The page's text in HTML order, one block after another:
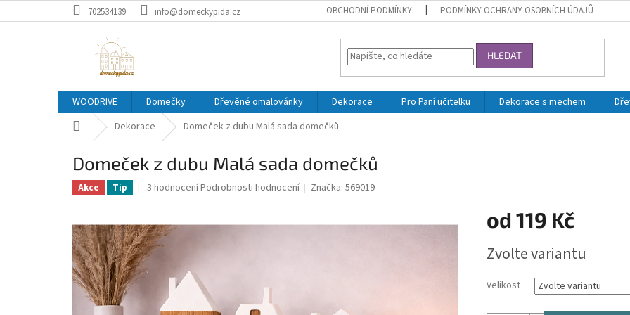
na
702534139 info@domeckypida.cz OBCHODNÍ PODMÍNKY PODMÍNKY OCHRANY OSOBNÍCH ÚDAJŮ
HLEDAT
WOODRIVE Domečky Dřevěné omalovánky Dekorace Pro Paní učitelku Dekorace s mechem
Domů Dekorace Domeček z dubu Malá sada domečků
Domeček z dubu Malá sada domečků
Akce Tip
Průměrné
je
5,0
z
hvězdiček.
3 hodnoceníPodrobnosti hodnocení Značka:569019
od 119 Kč
cena:
Zvolte variantu
Velikost